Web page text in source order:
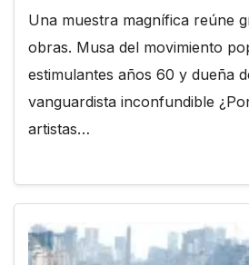
Una muestra magnífica reúne
obras. Musa del movimiento
estimulantes años 60 y dueña
vanguardista inconfundible
artistas…